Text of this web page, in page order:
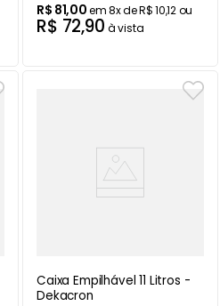
R$ 81,00em8x deR$10,12ou
R$ 72,90 à vista
Caixa Empilhável 11 Litros -
Dekacron